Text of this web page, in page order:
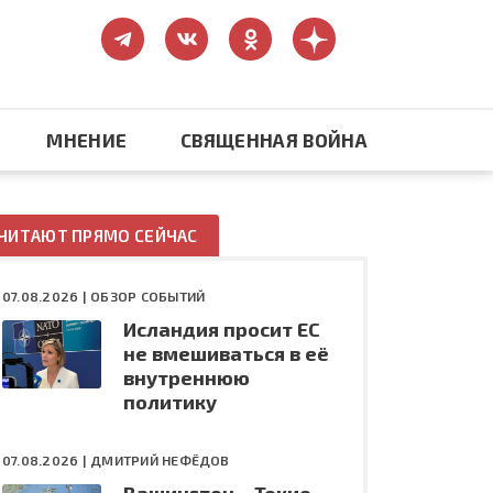
Конфликт на Украине
МНЕНИЕ СВЯЩЕННАЯ ВОЙНА
ПРЯМО СЕЙЧАС
07.08.2026 | ОБЗОР СОБЫТИЙ
Исландия просит ЕС
не вмешиваться в её
внутреннюю
политику
07.08.2026 | ДМИТРИЙ НЕФЁДОВ